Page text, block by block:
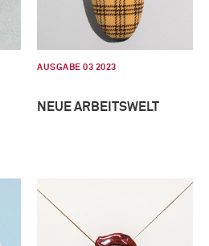
AUSGABE 03 2023
NEUE ARBEITSWELT